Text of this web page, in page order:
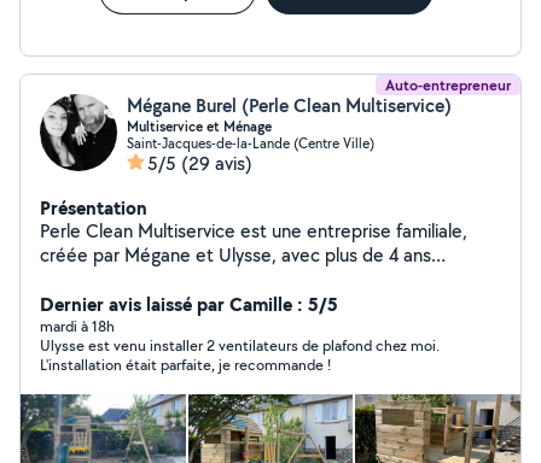
Auto-entrepreneur
Mégane Burel (Perle Clean Multiservice)
Multiservice et Ménage
Saint-Jacques-de-la-Lande (Centre Ville)
5/5 (29 avis)
Présentation
Perle Clean Multiservice est une entreprise familiale,
créée par Mégane et Ulysse, avec plus de 4 ans
nettoyage, accompagnement, petits travaux, montage
de meubles et débarras. Notre engagement : vous offrir
un service fiable, soigné et personnalisé, avec le sourire
et le souci du travail bien fait.
Dernier avis laissé par Camille : 5/5
mardi à 18h
Ulysse est venu installer 2 ventilateurs de plafond chez moi.
L'installation était parfaite, je recommande !